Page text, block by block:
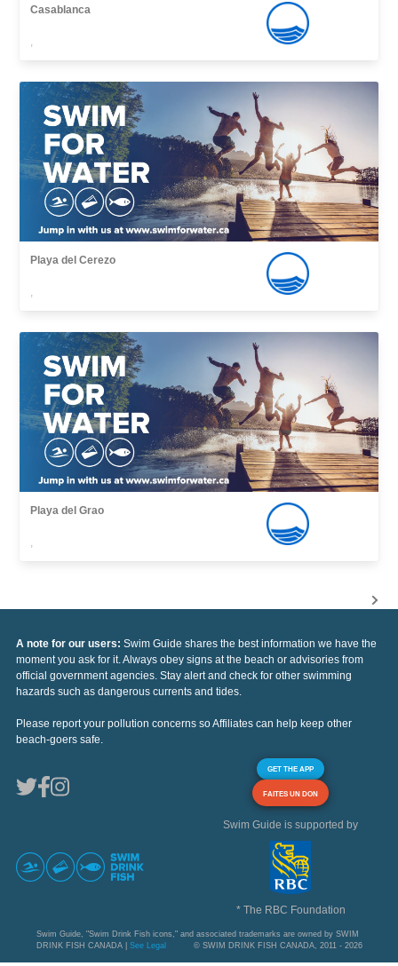
Casablanca
,
Playa del Cerezo
,
Playa del Grao
,
A note for our users: Swim Guide shares the best information we have the
moment you ask for it. Always obey signs at the beach or advisories from
official government agencies. Stay alert and check for other swimming
hazards such as dangerous currents and tides.
Please report your pollution concerns so Affiliates can help keep other
beach-goers safe.
GET THE APP
FAITES UN DON
Swim Guide is supported by
* The RBC Foundation
Swim Guide, "Swim Drink Fish icons," and associated trademarks are owned by SWIM
DRINK FISH CANADA | See Legal © SWIM DRINK FISH CANADA, 2011 - 2026